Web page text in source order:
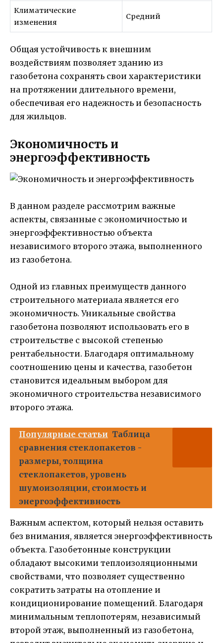
Климатические
изменения
Средний
Общая устойчивость к внешним
воздействиям позволяет зданию из
газобетона сохранять свои характеристики
на протяжении длительного времени,
обеспечивая его надежность и безопасность
для жильцов.
Экономичность и
энергоэффективность
В данном разделе рассмотрим важные
аспекты, связанные с экономичностью и
энергоэффективностью объекта
независимого второго этажа, выполненного
из газобетона.
Одной из главных преимуществ данного
строительного материала является его
экономичность. Уникальные свойства
газобетона позволяют использовать его в
строительстве с высокой степенью
рентабельности. Благодаря оптимальному
соотношению цены и качества, газобетон
становится идеальным выбором для
экономичного строительства независимого
второго этажа.
Популярные статьи Таблица
сравнения стеклопакетов -
размеры, толщина
стеклопакетов, уровень
шумоизоляции, стоимость и
энергоэффективность
Важным аспектом, который нельзя оставить
без внимания, является энергоэффективность
объекта. Газобетонные конструкции
обладают высокими теплоизоляционными
свойствами, что позволяет существенно
сократить затраты на отопление и
кондиционирование помещений. Благодаря
минимальным теплопотерям, независимый
второй этаж, выполненный из газобетона,